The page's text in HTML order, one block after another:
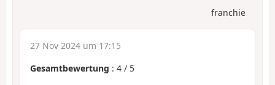
franchie
27 Nov 2024 um 17:15
Gesamtbewertung : 4 / 5